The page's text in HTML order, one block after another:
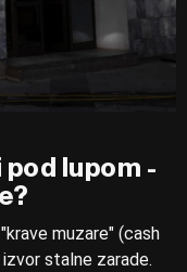
lupom -
muzare" (cash
stalne zarade.